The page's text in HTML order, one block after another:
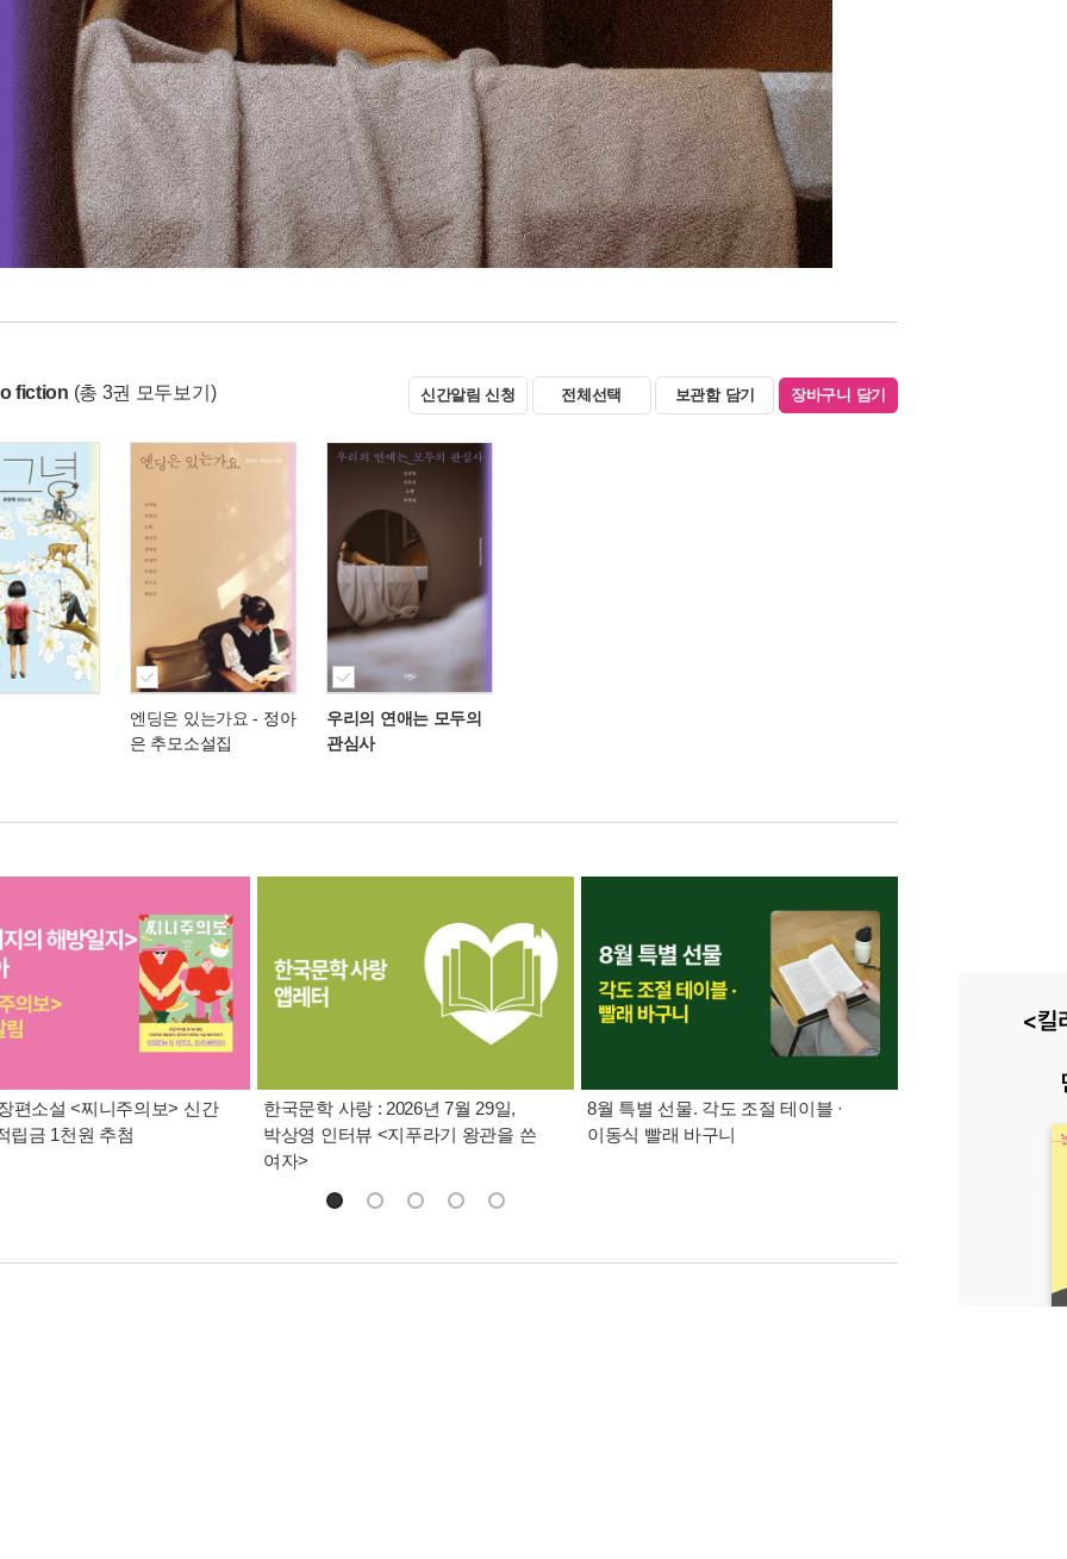
fiction (총 3권 모두보기) 신간알림 신청 전체선택 보관함 담기 장바구니 담기
엔딩은 있는가요 - 정아
은 추모소설집
우리의 연애는 모두의
관심사
편소설 <찌니주의보> 신간
립금 1천원 추첨
한국문학 사랑 : 2026년 7월 29일,
박상영 인터뷰 <지푸라기 왕관을 쓴
여자>
8월 특별 선물. 각도 조절 테이블 ·
이동식 빨래 바구니